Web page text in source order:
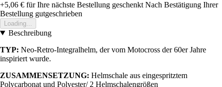
+5,06 € für Ihre nächste Bestellung geschenkt Nach Bestätigung Ihrer
Bestellung gutgeschrieben
Loading...
Beschreibung
TYP: Neo-Retro-Integralhelm, der vom Motocross der 60er Jahre
inspiriert wurde.
ZUSAMMENSETZUNG: Helmschale aus eingespritztem
Polycarbonat und Polyester/ 2 Helmschalengrößen